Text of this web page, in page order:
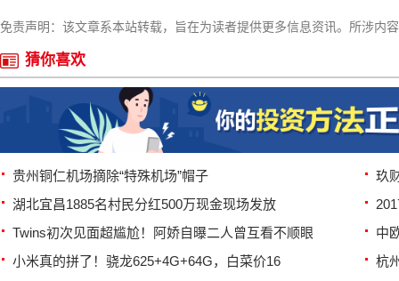
免责声明：该文章系本站转载，旨在为读者提供更多信息资讯。所涉内
猜你喜欢
贵州铜仁机场摘除“特殊机场”帽子
玖
湖北宜昌1885名村民分红500万现金现场发放
Twins初次见面超尴尬！阿娇自曝二人曾互看不顺眼
中
小米真的拼了！骁龙625+4G+64G，白菜价16
杭